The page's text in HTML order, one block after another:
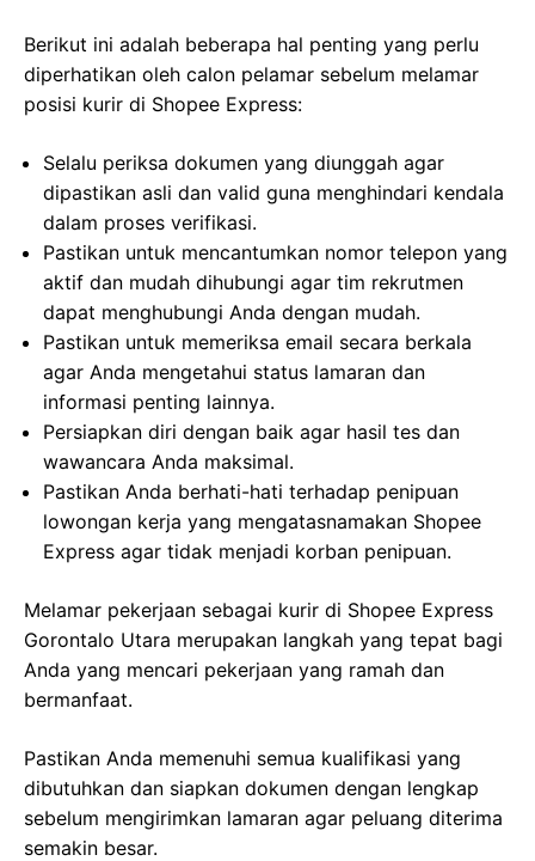
Berikut ini adalah beberapa hal penting yang perlu
diperhatikan oleh calon pelamar sebelum melamar
posisi kurir di Shopee Express:
Selalu periksa dokumen yang diunggah agar
dipastikan asli dan valid guna menghindari kendala
dalam proses verifikasi.
Pastikan untuk mencantumkan nomor telepon yang
aktif dan mudah dihubungi agar tim rekrutmen
dapat menghubungi Anda dengan mudah.
Pastikan untuk memeriksa email secara berkala
agar Anda mengetahui status lamaran dan
informasi penting lainnya.
Persiapkan diri dengan baik agar hasil tes dan
wawancara Anda maksimal.
Pastikan Anda berhati-hati terhadap penipuan
lowongan kerja yang mengatasnamakan Shopee
Express agar tidak menjadi korban penipuan.
Melamar pekerjaan sebagai kurir di Shopee Express
Gorontalo Utara merupakan langkah yang tepat bagi
Anda yang mencari pekerjaan yang ramah dan
bermanfaat.
Pastikan Anda memenuhi semua kualifikasi yang
dibutuhkan dan siapkan dokumen dengan lengkap
sebelum mengirimkan lamaran agar peluang diterima
semakin besar.